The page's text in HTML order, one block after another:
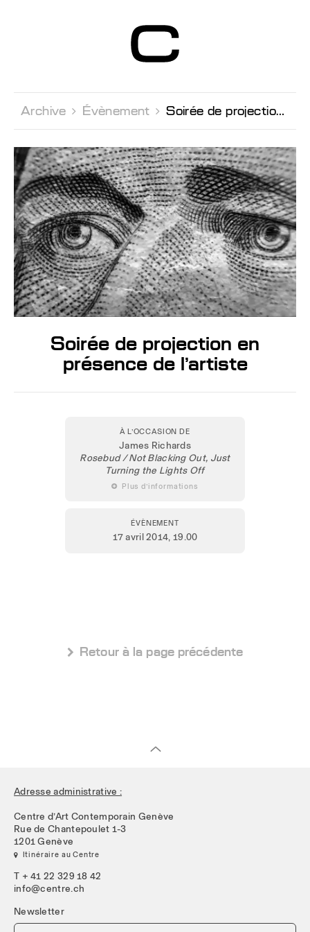
Contemporain
Genève
Archive  Évènement  Soirée de projection en présence de l'artiste
Soirée de projection en
présence de l’artiste
À L’OCCASION DE
James Richards
Rosebud / Not Blacking Out, Just
Turning the Lights Off
 Plus d’informations
ÉVÈNEMENT
17 avril 2014, 19.00
 Retour à la page précédente
Adresse administrative :
Centre d’Art Contemporain Genève
Rue de Chantepoulet 1-3
1201 Genève
 Itinéraire au Centre
T + 41 22 329 18 42
info@centre.ch
Newsletter